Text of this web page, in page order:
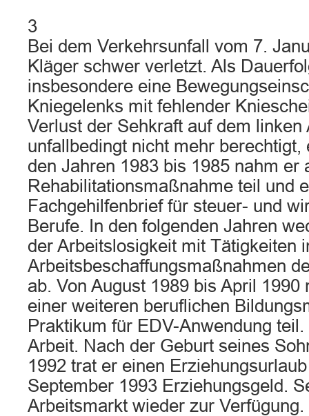
3
Bei dem Verkehrsunfall vom 7.
Kläger schwer verletzt. Als
insbesondere eine
Kniegelenks mit fehlender
Verlust der Sehkraft auf dem
unfallbedingt nicht mehr berechtigt,
den Jahren 1983 bis 1985 nahm er
Rehabilitationsmaßnahme teil und
Fachgehilfenbrief für steuer- und
Berufe. In den folgenden Jahren
der Arbeitslosigkeit mit Tätigkeiten
Arbeitsbeschaffungsmaßnahmen
ab. Von August 1989 bis April 1990
einer weiteren beruflichen
Praktikum für EDV-Anwendung
Arbeit. Nach der Geburt seines
1992 trat er einen
September 1993 Erziehungsgeld.
Arbeitsmarkt wieder zur Verfügung.